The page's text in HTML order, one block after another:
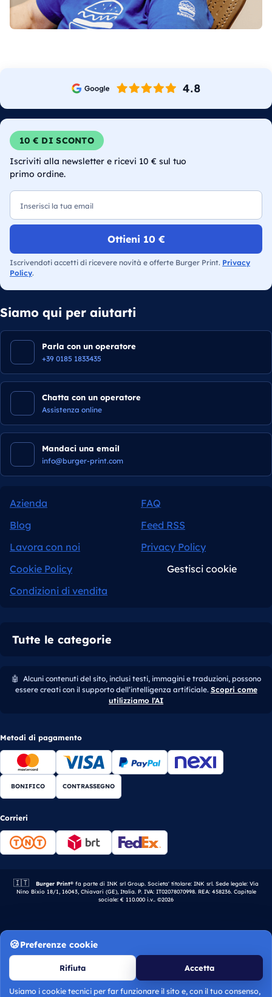
10 € DI SCONTO
Iscriviti alla newsletter e ricevi 10 € sul tuo
primo ordine.
Ottieni 10 €
Iscrivendoti accetti di ricevere novità e offerte Burger Print. Privacy
Policy.
Siamo qui per aiutarti
Parla con un operatore
+39 0185 1833435
Chatta con un operatore
Assistenza online
Mandaci una email
info@burger-print.com
Azienda
FAQ
Blog
Feed RSS
Lavora con noi
Privacy Policy
Cookie Policy
Gestisci cookie
Condizioni di vendita
Tutte le categorie
🤖 Alcuni contenuti del sito, inclusi testi, immagini e traduzioni, possono
essere creati con il supporto dell’intelligenza artificiale. Scopri come
utilizziamo l’AI
Metodi di pagamento
BONIFICO CONTRASSEGNO
Corrieri
🇮🇹 Azienda italiana.
Burger Print® fa parte di INK srl Group. Societa' titolare: INK srl. Sede legale: Via
Nino Bixio 18/1, 16043, Chiavari (GE), Italia. P. IVA: IT02078070998. REA: 458236. Capitale
sociale: € 110.000 i.v.. ©2026
Preferenze cookie
Rifiuta Accetta
Usiamo i cookie tecnici per far funzionare il sito e, con il tuo consenso,